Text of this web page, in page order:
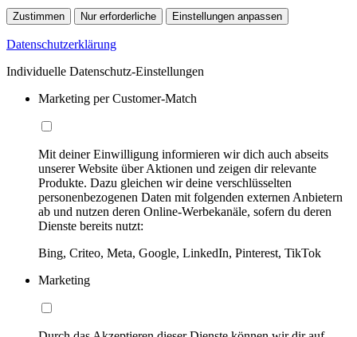
Zustimmen Nur erforderliche Einstellungen anpassen
Datenschutzerklärung
Individuelle Datenschutz-Einstellungen
Marketing per Customer-Match
Mit deiner Einwilligung informieren wir dich auch abseits
unserer Website über Aktionen und zeigen dir relevante
Produkte. Dazu gleichen wir deine verschlüsselten
personenbezogenen Daten mit folgenden externen Anbietern
ab und nutzen deren Online-Werbekanäle, sofern du deren
Dienste bereits nutzt:
Bing, Criteo, Meta, Google, LinkedIn, Pinterest, TikTok
Marketing